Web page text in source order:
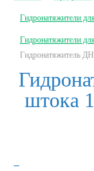
Гидронатяжители
Гидронатяжители
Гидронатяжитель
штока